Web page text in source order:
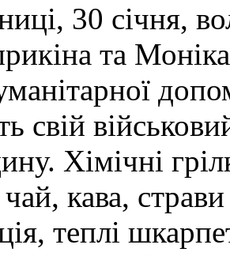
30 січня,
та
свій
Хімічні
кава,
теплі